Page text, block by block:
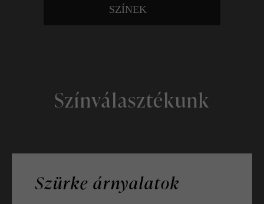
SZÍNEK
Színválasztékunk
Szürke árnyalatok